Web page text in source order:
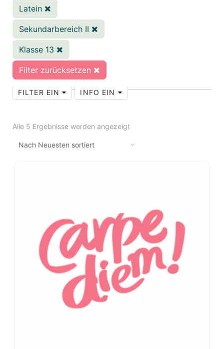
Latein
Sekundarbereich II
Klasse 13
Filter zurücksetzen
FILTER EIN INFO EIN
Alle 5 Ergebnisse werden angezeigt